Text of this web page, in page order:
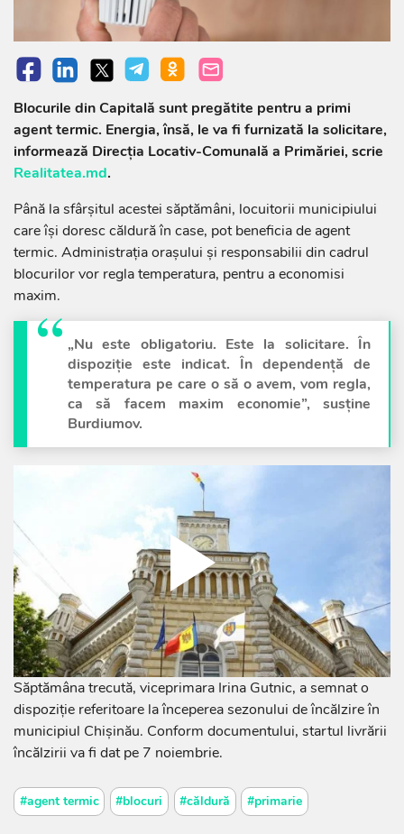
Blocurile din Capitală sunt pregătite pentru a primi
agent termic. Energia, însă, le va fi furnizată la solicitare,
informează Direcția Locativ-Comunală a Primăriei, scrie
Realitatea.md.
Până la sfârșitul acestei săptămâni, locuitorii municipiului
care își doresc căldură în case, pot beneficia de agent
termic. Administrația orașului și responsabilii din cadrul
blocurilor vor regla temperatura, pentru a economisi
maxim.
„Nu este obligatoriu. Este la solicitare. În
dispoziție este indicat. În dependență de
temperatura pe care o să o avem, vom regla,
ca să facem maxim economie”, susține
Burdiumov.
Săptămâna trecută, viceprimara Irina Gutnic, a semnat o
dispoziție referitoare la începerea sezonului de încălzire în
municipiul Chișinău. Conform documentului, startul livrării
încălzirii va fi dat pe 7 noiembrie.
#agent termic #blocuri #căldură #primarie